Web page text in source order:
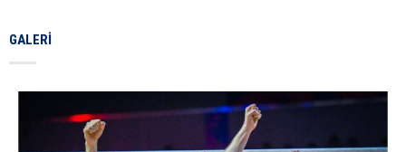
GALERI